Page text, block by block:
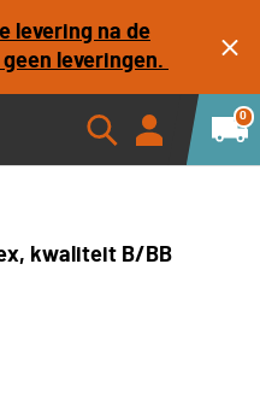
levering na de
leveringen.
0
kwaliteit B/BB